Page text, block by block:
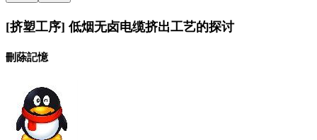
[挤塑工序] 低烟无卤电缆挤出工艺的探讨
刪蒢記憶